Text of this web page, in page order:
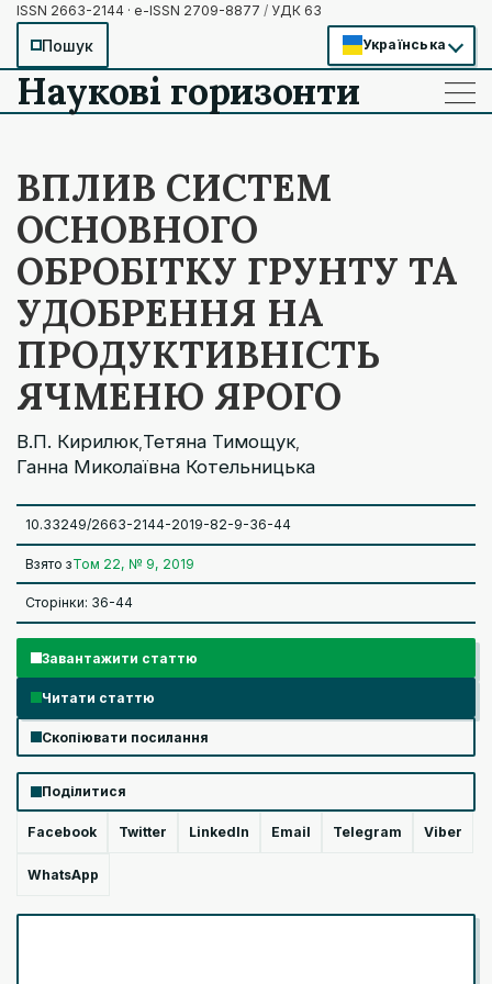
ISSN 2663-2144 · e-ISSN 2709-8877 / УДК 63
Пошук Українська
Наукові горизонти ——
——
——
ВПЛИВ СИСТЕМ
ОСНОВНОГО
ОБРОБІТКУ ГРУНТУ ТА
УДОБРЕННЯ НА
ПРОДУКТИВНІСТЬ
ЯЧМЕНЮ ЯРОГО
В.П. Кирилюк Тетяна Тимощук
Ганна Миколаївна Котельницька
10.33249/2663-2144-2019-82-9-36-44
Взято зТом 22, № 9, 2019
Сторінки: 36-44
Завантажити статтю
Читати статтю
Скопіювати посилання
Поділитися
Facebook Twitter LinkedIn Email Telegram Viber
WhatsApp